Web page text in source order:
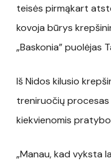
teisės pirmąkart
kovoja būrys
„Baskonia” puolėjas
Iš Nidos kilusio
treniruočių procesas
kiekvienomis
„Manau, kad vyksta